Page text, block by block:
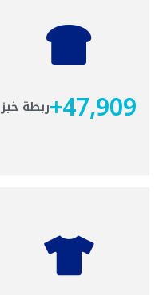
47,909
+ربطة خبز